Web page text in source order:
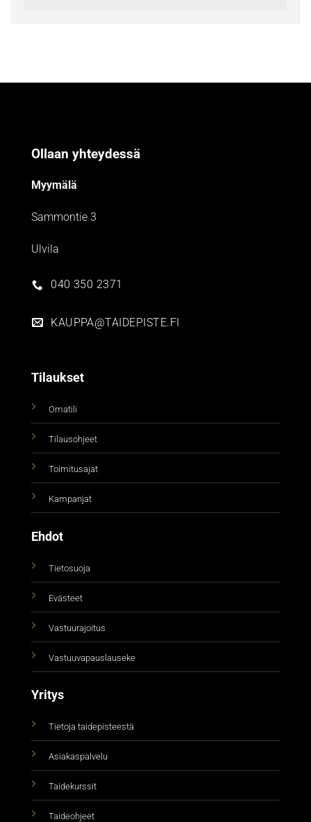
Ollaan yhteydessä
Myymälä
Sammontie 3
Ulvila
040 350 2371
KAUPPA@TAIDEPISTE.FI
Tilaukset
Omatili
Tilausohjeet
Toimitusajat
Kampanjat
Ehdot
Tietosuoja
Evästeet
Vastuurajoitus
Vastuuvapauslauseke
Yritys
Tietoja taidepisteestä
Asiakaspalvelu
Taidekurssit
Taideohjeet